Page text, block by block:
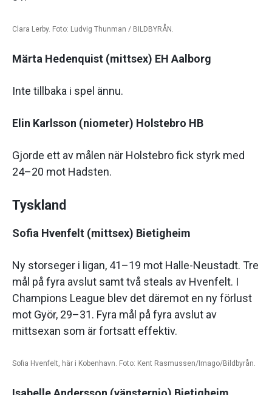
Clara Lerby. Foto: Ludvig Thunman / BILDBYRÅN.
Märta Hedenquist (mittsex) EH Aalborg
Inte tillbaka i spel ännu.
Elin Karlsson (niometer) Holstebro HB
Gjorde ett av målen när Holstebro fick styrk med
24–20 mot Hadsten.
Tyskland
Sofia Hvenfelt (mittsex) Bietigheim
Ny storseger i ligan, 41–19 mot Halle-Neustadt. Tre
mål på fyra avslut samt två steals av Hvenfelt. I
Champions League blev det däremot en ny förlust
mot Györ, 29–31. Fyra mål på fyra avslut av
mittsexan som är fortsatt effektiv.
Sofia Hvenfelt, här i Kobenhavn. Foto: Kent Rasmussen/Imago/Bildbyrån.